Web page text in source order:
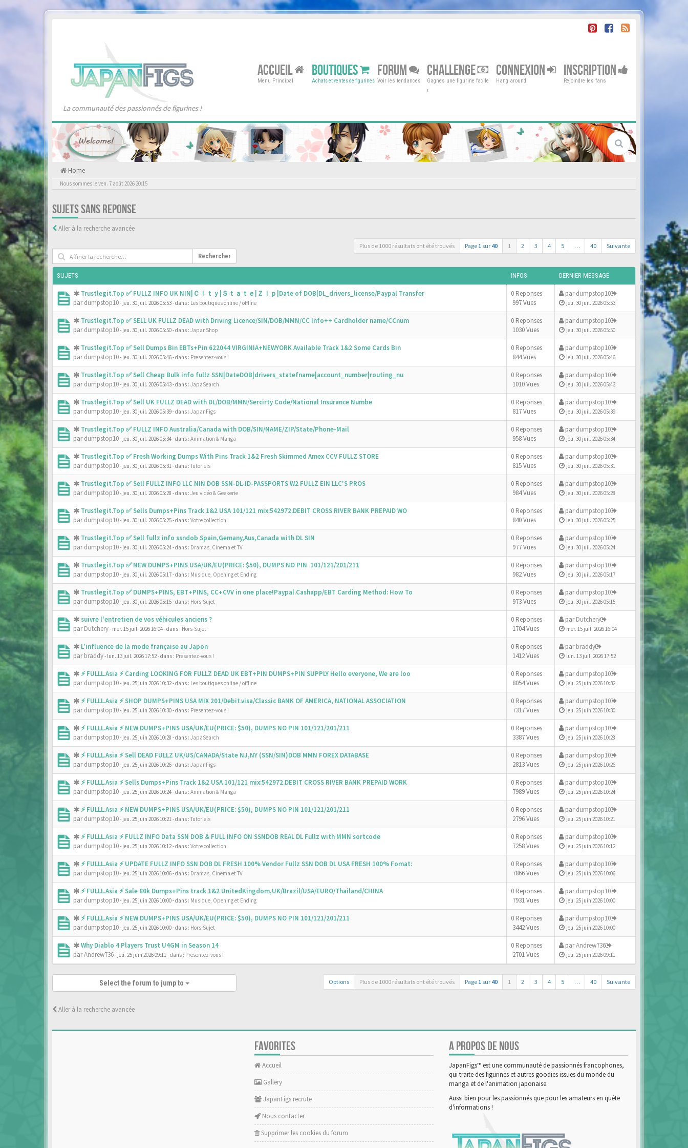
La communauté des passionnés de figurines !
ACCUEIL
Menu Principal
BOUTIQUES
Achats et ventes de figurines
FORUM
Voir les tendances
CHALLENGE
Gagnes une figurine facile
!
CONNEXION
Hang around
INSCRIPTION
Rejoindre les fans
Home
Nous sommes le ven. 7 août 2026 20:15
SUJETS SANS REPONSE
Aller à la recherche avancée
Rechercher
Plus de 1000 résultats ont été trouvés Page 1 sur 40 1 2 3 4 5 … 40 Suivante
SUJETS INFOS DERNIER MESSAGE
Trustlegit.Top ✅ FULLZ INFO UK NIN|Ｃｉｔｙ|Ｓｔａｔｅ|Ｚｉｐ|Date of DOB|DL_drivers_license/Paypal Transfer
pardumpstop10- jeu. 30 juil. 2026 05:53- dans : Les boutiques online / offline
0 Reponses
997 Vues
pardumpstop10
jeu. 30 juil. 2026 05:53
Trustlegit.Top ✅ SELL UK FULLZ DEAD with Driving Licence/SIN/DOB/MMN/CC Info++ Cardholder name/CCnum
pardumpstop10- jeu. 30 juil. 2026 05:50- dans : JapanShop
0 Reponses
1030 Vues
pardumpstop10
jeu. 30 juil. 2026 05:50
Trustlegit.Top ✅ Sell Dumps Bin EBTs+Pin 622044 VIRGINIA+NEWYORK Available Track 1&2 Some Cards Bin
pardumpstop10- jeu. 30 juil. 2026 05:46- dans : Presentez-vous !
0 Reponses
844 Vues
pardumpstop10
jeu. 30 juil. 2026 05:46
Trustlegit.Top ✅ Sell Cheap Bulk info fullz SSN|DateDOB|drivers_statefname|account_number|routing_nu
pardumpstop10- jeu. 30 juil. 2026 05:43- dans : JapaSearch
0 Reponses
1010 Vues
pardumpstop10
jeu. 30 juil. 2026 05:43
Trustlegit.Top ✅ Sell UK FULLZ DEAD with DL/DOB/MMN/Sercirty Code/National Insurance Numbe
pardumpstop10- jeu. 30 juil. 2026 05:39- dans : JapanFigs
0 Reponses
817 Vues
pardumpstop10
jeu. 30 juil. 2026 05:39
Trustlegit.Top ✅ FULLZ INFO Australia/Canada with DOB/SIN/NAME/ZIP/State/Phone-Mail
pardumpstop10- jeu. 30 juil. 2026 05:34- dans : Animation & Manga
0 Reponses
958 Vues
pardumpstop10
jeu. 30 juil. 2026 05:34
Trustlegit.Top ✅ Fresh Working Dumps With Pins Track 1&2 Fresh Skimmed Amex CCV FULLZ STORE
pardumpstop10- jeu. 30 juil. 2026 05:31- dans : Tutoriels
0 Reponses
815 Vues
pardumpstop10
jeu. 30 juil. 2026 05:31
Trustlegit.Top ✅ Sell FULLZ INFO LLC NIN DOB SSN-DL-ID-PASSPORTS W2 FULLZ EIN LLC'S PROS
pardumpstop10- jeu. 30 juil. 2026 05:28 - dans : Jeu vidéo & Geekerie
0 Reponses
984 Vues
pardumpstop10
jeu. 30 juil. 2026 05:28
Trustlegit.Top ✅ Sells Dumps+Pins Track 1&2 USA 101/121 mix:542972.DEBIT CROSS RIVER BANK PREPAID WO
pardumpstop10- jeu. 30 juil. 2026 05:25- dans : Votre collection
0 Reponses
840 Vues
pardumpstop10
jeu. 30 juil. 2026 05:25
Trustlegit.Top ✅ Sell fullz info ssndob Spain,Gemany,Aus,Canada with DL SIN
pardumpstop10- jeu. 30 juil. 2026 05:24- dans : Dramas, Cinema et TV
0 Reponses
977 Vues
pardumpstop10
jeu. 30 juil. 2026 05:24
Trustlegit.Top ✅ NEW DUMPS+PINS USA/UK/EU(PRICE: $50), DUMPS NO PIN 101/121/201/211
pardumpstop10- jeu. 30 juil. 2026 05:17- dans : Musique, Opening et Ending
0 Reponses
982 Vues
pardumpstop10
jeu. 30 juil. 2026 05:17
Trustlegit.Top ✅ DUMPS+PINS, EBT+PINS, CC+CVV in one place!Paypal.Cashapp/EBT Carding Method: How To
pardumpstop10- jeu. 30 juil. 2026 05:15- dans : Hors-Sujet
0 Reponses
973 Vues
pardumpstop10
jeu. 30 juil. 2026 05:15
suivre l'entretien de vos véhicules anciens ?
parDutchery- mer. 15 juil. 2026 16:04- dans : Hors-Sujet
0 Reponses
1704 Vues
parDutchery
mer. 15 juil. 2026 16:04
L'influence de la mode française au Japon
parbraddy- lun. 13 juil. 2026 17:52- dans : Presentez-vous !
0 Reponses
1412 Vues
parbraddy
lun. 13 juil. 2026 17:52
⚡ FULLL.Asia ⚡ Carding LOOKING FOR FULLZ DEAD UK EBT+PIN DUMPS+PIN SUPPLY Hello everyone, We are loo
pardumpstop10- jeu. 25 juin 2026 10:32- dans : Les boutiques online / offline
0 Reponses
8054 Vues
pardumpstop10
jeu. 25 juin 2026 10:32
⚡ FULLL.Asia ⚡ SHOP DUMPS+PINS USA MIX 201/Debit.visa/Classic BANK OF AMERICA, NATIONAL ASSOCIATION
pardumpstop10- jeu. 25 juin 2026 10:30- dans : Presentez-vous !
0 Reponses
7317 Vues
pardumpstop10
jeu. 25 juin 2026 10:30
⚡ FULLL.Asia ⚡ NEW DUMPS+PINS USA/UK/EU(PRICE: $50), DUMPS NO PIN 101/121/201/211
pardumpstop10- jeu. 25 juin 2026 10:28 - dans : JapaSearch
0 Reponses
3387 Vues
pardumpstop10
jeu. 25 juin 2026 10:28
⚡ FULLL.Asia ⚡ Sell DEAD FULLZ UK/US/CANADA/State NJ,NY (SSN/SIN)DOB MMN FOREX DATABASE
pardumpstop10- jeu. 25 juin 2026 10:26- dans : JapanFigs
0 Reponses
2813 Vues
pardumpstop10
jeu. 25 juin 2026 10:26
⚡ FULLL.Asia ⚡ Sells Dumps+Pins Track 1&2 USA 101/121 mix:542972.DEBIT CROSS RIVER BANK PREPAID WORK
pardumpstop10- jeu. 25 juin 2026 10:24- dans : Animation & Manga
0 Reponses
7989 Vues
pardumpstop10
jeu. 25 juin 2026 10:24
⚡ FULLL.Asia ⚡ NEW DUMPS+PINS USA/UK/EU(PRICE: $50), DUMPS NO PIN 101/121/201/211
pardumpstop10- jeu. 25 juin 2026 10:21- dans : Tutoriels
0 Reponses
2796 Vues
pardumpstop10
jeu. 25 juin 2026 10:21
⚡ FULLL.Asia ⚡ FULLZ INFO Data SSN DOB & FULL INFO ON SSNDOB REAL DL Fullz with MMN sortcode
pardumpstop10- jeu. 25 juin 2026 10:12- dans : Votre collection
0 Reponses
7258 Vues
pardumpstop10
jeu. 25 juin 2026 10:12
⚡ FULLL.Asia ⚡ UPDATE FULLZ INFO SSN DOB DL FRESH 100% Vendor Fullz SSN DOB DL USA FRESH 100% Fomat:
pardumpstop10- jeu. 25 juin 2026 10:06- dans : Dramas, Cinema et TV
0 Reponses
7866 Vues
pardumpstop10
jeu. 25 juin 2026 10:06
⚡ FULLL.Asia ⚡ Sale 80k Dumps+Pins track 1&2 UnitedKingdom,UK/Brazil/USA/EURO/Thailand/CHINA
pardumpstop10- jeu. 25 juin 2026 10:00- dans : Musique, Opening et Ending
0 Reponses
7931 Vues
pardumpstop10
jeu. 25 juin 2026 10:00
⚡ FULLL.Asia ⚡ NEW DUMPS+PINS USA/UK/EU(PRICE: $50), DUMPS NO PIN 101/121/201/211
pardumpstop10- jeu. 25 juin 2026 10:00- dans : Hors-Sujet
0 Reponses
3442 Vues
pardumpstop10
jeu. 25 juin 2026 10:00
Why Diablo 4 Players Trust U4GM in Season 14
parAndrew736- jeu. 25 juin 2026 09:11- dans : Presentez-vous !
0 Reponses
2701 Vues
parAndrew736
jeu. 25 juin 2026 09:11
Options Plus de 1000 résultats ont été trouvés Page 1 sur 40 1 2 3 4 5 … 40 Suivante
Select the forum to jump to
Aller à la recherche avancée
FAVORITES
Accueil
Gallery
JapanFigs recrute
Nous contacter
Supprimer les cookies du forum
A PROPOS DE NOUS
JapanFigs™ est une communauté de passionnés francophones,
qui traite des figurines et autres goodies issues du monde du
manga et de l'animation japonaise.
Aussi bien pour les passionnés que pour les amateurs en quête
d'informations !